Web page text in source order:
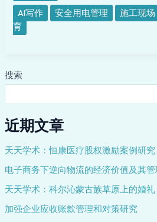
搜索
近期文章
天天学术：恒康医疗股权激励案例研究
电子商务下逆向物流的经济价值及其
天天学术：科尔沁蒙古族草原上的婚礼
加强企业应收账款管理和对策研究
管
理
的
与
改
进
措
施
AI写作
安全用电管理 施工现场
育